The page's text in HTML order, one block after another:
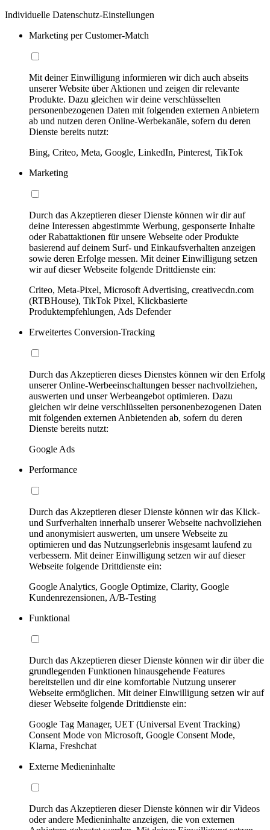
Individuelle Datenschutz-Einstellungen
Marketing per Customer-Match
Mit deiner Einwilligung informieren wir dich auch abseits
unserer Website über Aktionen und zeigen dir relevante
Produkte. Dazu gleichen wir deine verschlüsselten
personenbezogenen Daten mit folgenden externen Anbietern
ab und nutzen deren Online-Werbekanäle, sofern du deren
Dienste bereits nutzt:
Bing, Criteo, Meta, Google, LinkedIn, Pinterest, TikTok
Marketing
Durch das Akzeptieren dieser Dienste können wir dir auf
deine Interessen abgestimmte Werbung, gesponserte Inhalte
oder Rabattaktionen für unsere Webseite oder Produkte
basierend auf deinem Surf- und Einkaufsverhalten anzeigen
sowie deren Erfolge messen. Mit deiner Einwilligung setzen
wir auf dieser Webseite folgende Drittdienste ein:
Criteo, Meta-Pixel, Microsoft Advertising, creativecdn.com
(RTBHouse), TikTok Pixel, Klickbasierte
Produktempfehlungen, Ads Defender
Erweitertes Conversion-Tracking
Durch das Akzeptieren dieses Dienstes können wir den Erfolg
unserer Online-Werbeeinschaltungen besser nachvollziehen,
auswerten und unser Werbeangebot optimieren. Dazu
gleichen wir deine verschlüsselten personenbezogenen Daten
mit folgenden externen Anbietenden ab, sofern du deren
Dienste bereits nutzt:
Google Ads
Performance
Durch das Akzeptieren dieser Dienste können wir das Klick-
und Surfverhalten innerhalb unserer Webseite nachvollziehen
und anonymisiert auswerten, um unsere Webseite zu
optimieren und das Nutzungserlebnis insgesamt laufend zu
verbessern. Mit deiner Einwilligung setzen wir auf dieser
Webseite folgende Drittdienste ein:
Google Analytics, Google Optimize, Clarity, Google
Kundenrezensionen, A/B-Testing
Funktional
Durch das Akzeptieren dieser Dienste können wir dir über die
grundlegenden Funktionen hinausgehende Features
bereitstellen und dir eine komfortable Nutzung unserer
Webseite ermöglichen. Mit deiner Einwilligung setzen wir auf
dieser Webseite folgende Drittdienste ein:
Google Tag Manager, UET (Universal Event Tracking)
Consent Mode von Microsoft, Google Consent Mode,
Klarna, Freshchat
Externe Medieninhalte
Durch das Akzeptieren dieser Dienste können wir dir Videos
oder andere Medieninhalte anzeigen, die von externen